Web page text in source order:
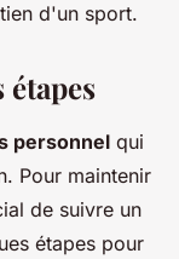
d'un sport.
personnel qui
Pour maintenir
de suivre un
étapes pour